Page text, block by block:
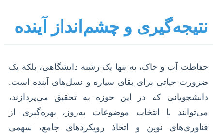
نتیجه‌گیری و چشم‌انداز آینده
حفاظت آب و خاک، نه تنها یک رشته دانشگاهی، بلکه یک
ضرورت حیاتی برای بقای سیاره و نسل‌های آینده است.
دانشجویانی که در این حوزه به تحقیق می‌پردازند،
می‌توانند با انتخاب موضوعات به‌روز، بهره‌گیری از
فناوری‌های نوین و اتخاذ رویکردهای جامع، سهمی